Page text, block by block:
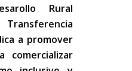
Rural
a promover
comercializar